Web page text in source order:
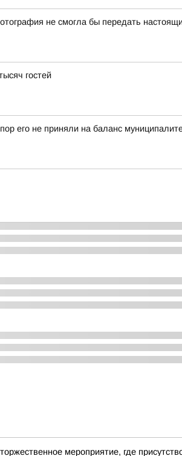
не смогла бы передать
гостей
его не приняли на баланс
мероприятие, где